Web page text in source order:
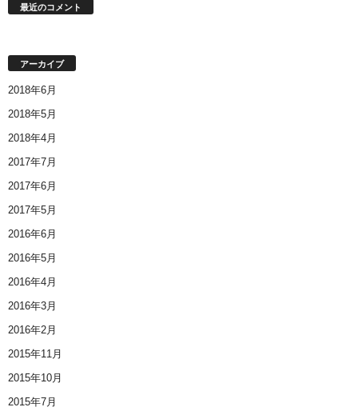
最近のコメント
アーカイブ
2018年6月
2018年5月
2018年4月
2017年7月
2017年6月
2017年5月
2016年6月
2016年5月
2016年4月
2016年3月
2016年2月
2015年11月
2015年10月
2015年7月